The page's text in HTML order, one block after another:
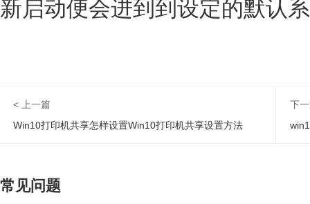
新启动便会进到到设定的默认
< 上一篇
Win10打印机共享怎样设置Win10打印机共享设置方法
下
常见问题